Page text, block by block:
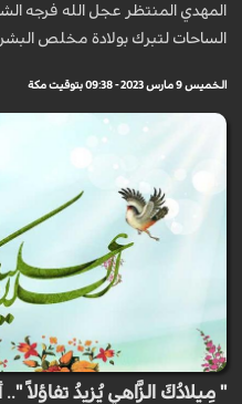
المهدي المنتظر عجل الله فرجه
الساحات لتبرك بولادة مخلص
الخميس 9 مارس 2023 - 09:38 بتوقيت مكة
" مِيلادُكَ الزَّاهي يُزيدُ تفاؤلاً